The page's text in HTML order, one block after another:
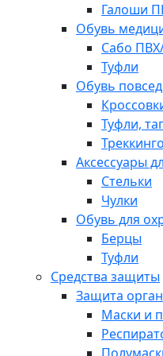
Галоши
Обувь
Сабо
Туфли
Обувь
Туфли,
Аксессуары
Стельки
Чулки
Обувь для
Берцы
Туфли
Средства защиты
Защита
Маски и